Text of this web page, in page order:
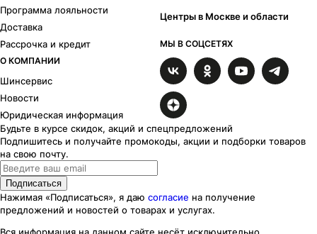
Программа лояльности
Доставка
Рассрочка и кредит
О КОМПАНИИ
Шинсервис
Новости
Юридическая информация
Центры в Москве и области
МЫ В СОЦСЕТЯХ
Будьте в курсе скидок, акций и спецпредложений
Подпишитесь и получайте промокоды, акции и подборки товаров
на свою почту.
Подписаться
Нажимая «Подписаться», я даю согласие на получение
предложений и новостей о товарах и услугах.